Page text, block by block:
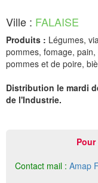
Ville : FALAISE
Produits : Légumes,
pommes, fomage,
pommes et de poire,
Distribution le mardi
de l'Industrie.
Contact mail : Amap